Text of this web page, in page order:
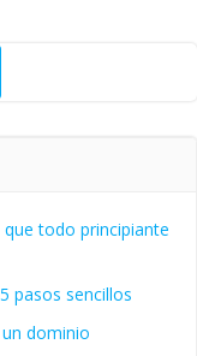
todo principiante
pasos sencillos
dominio